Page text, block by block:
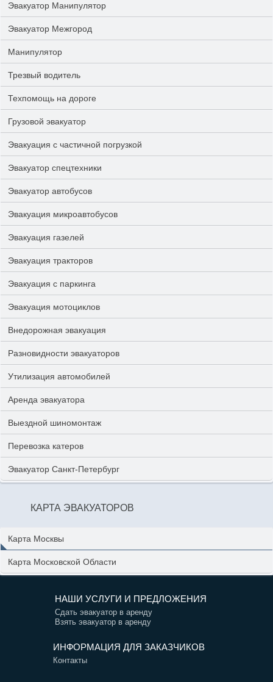
Эвакуатор Манипулятор
Эвакуатор Межгород
Манипулятор
Трезвый водитель
Техпомощь на дороге
Грузовой эвакуатор
Эвакуация с частичной погрузкой
Эвакуатор спецтехники
Эвакуатор автобусов
Эвакуация микроавтобусов
Эвакуация газелей
Эвакуация тракторов
Эвакуация с паркинга
Эвакуация мотоциклов
Внедорожная эвакуация
Разновидности эвакуаторов
Утилизация автомобилей
Аренда эвакуатора
Выездной шиномонтаж
Перевозка катеров
Эвакуатор Санкт-Петербург
КАРТА ЭВАКУАТОРОВ
Карта Москвы
Карта Московской Области
НАШИ УСЛУГИ И ПРЕДЛОЖЕНИЯ
Сдать эвакуатор в аренду
Взять эвакуатор в аренду
ИНФОРМАЦИЯ ДЛЯ ЗАКАЗЧИКОВ
Контакты